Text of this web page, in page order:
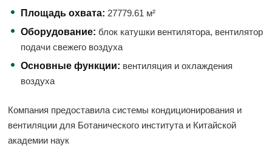
Площадь охвата: 27779.61 м²
Оборудование: блок катушки вентилятора, вентилятор
подачи свежего воздуха
Основные функции: вентиляция и охлаждения
воздуха
Компания предоставила системы кондиционирования и
вентиляции для Ботанического института и Китайской
академии наук